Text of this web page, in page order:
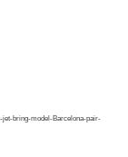
jet-bring-model-Barcelona-pair-